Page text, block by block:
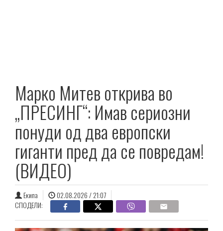
Марко Митев открива во
„ПРЕСИНГ“: Имав сериозни
понуди од два европски
гиганти пред да се повредам!
(ВИДЕО)
Екипа
02.08.2026 / 21:07
СПОДЕЛИ: